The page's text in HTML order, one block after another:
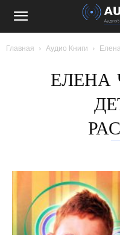
Главная Аудио Книги
ЕЛЕНА